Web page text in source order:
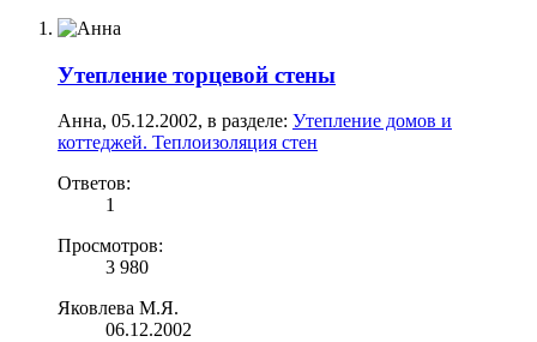
Утепление торцевой стены
Анна, 05.12.2002, в разделе: Утепление домов и
коттеджей. Теплоизоляция стен
Ответов:
1
Просмотров:
3 980
Яковлева М.Я.
06.12.2002